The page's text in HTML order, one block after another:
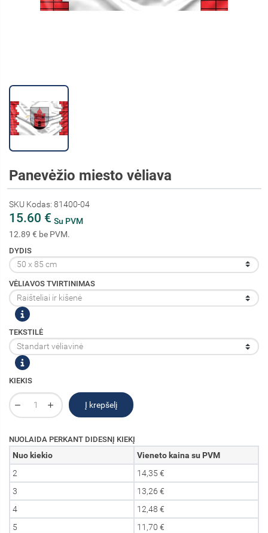
Panevėžio miesto vėliava
SKU Kodas: 81400-04
15.60 € Su PVM
12.89 € be PVM.
DYDIS
VĖLIAVOS TVIRTINIMAS
TEKSTILĖ
KIEKIS
Į krepšelį
NUOLAIDA PERKANT DIDESNĮ KIEKĮ
Nuo kiekio
Vieneto kaina su PVM
2
14,35 €
3
13,26 €
4
12,48 €
5
11,70 €